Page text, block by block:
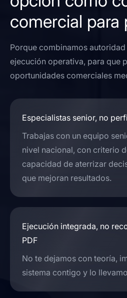
comercial para
Porque combinamos
ejecución operativa, para que
oportunidades comerciales
Especialistas senior, no
Trabajas con un equipo
nivel nacional, con criterio
capacidad de aterrizar
que mejoran resultados.
Ejecución integrada, no
PDF
No te dejamos con teoría,
sistema contigo y lo